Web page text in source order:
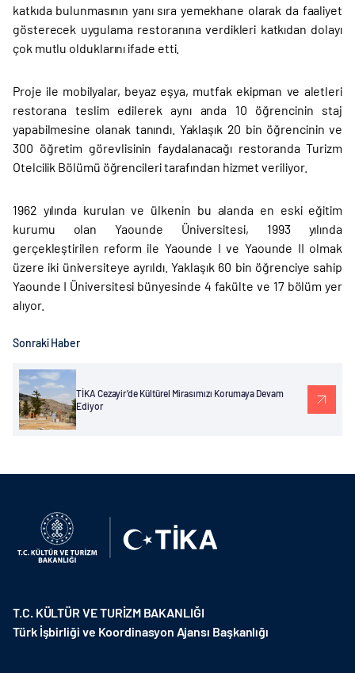
katkıda bulunmasının yanı sıra yemekhane olarak da faaliyet
gösterecek uygulama restoranına verdikleri katkıdan dolayı
çok mutlu olduklarını ifade etti.
Proje ile mobilyalar, beyaz eşya, mutfak ekipman ve aletleri
restorana teslim edilerek aynı anda 10 öğrencinin staj
yapabilmesine olanak tanındı. Yaklaşık 20 bin öğrencinin ve
300 öğretim görevlisinin faydalanacağı restoranda Turizm
Otelcilik Bölümü öğrencileri tarafından hizmet veriliyor.
1962 yılında kurulan ve ülkenin bu alanda en eski eğitim
kurumu olan Yaounde Üniversitesi, 1993 yılında
gerçekleştirilen reform ile Yaounde I ve Yaounde II olmak
üzere iki üniversiteye ayrıldı. Yaklaşık 60 bin öğrenciye sahip
Yaounde I Üniversitesi bünyesinde 4 fakülte ve 17 bölüm yer
alıyor.
Sonraki Haber
TİKA Cezayir’de Kültürel Mirasımızı Korumaya Devam
Ediyor
T.C. KÜLTÜR VE TURİZM BAKANLIĞI
Türk İşbirliği ve Koordinasyon Ajansı Başkanlığı